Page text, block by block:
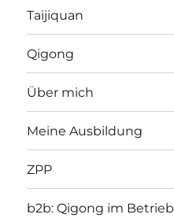
Taijiquan
Qigong
Über mich
Meine Ausbildung
ZPP
b2b: Qigong im Betrieb